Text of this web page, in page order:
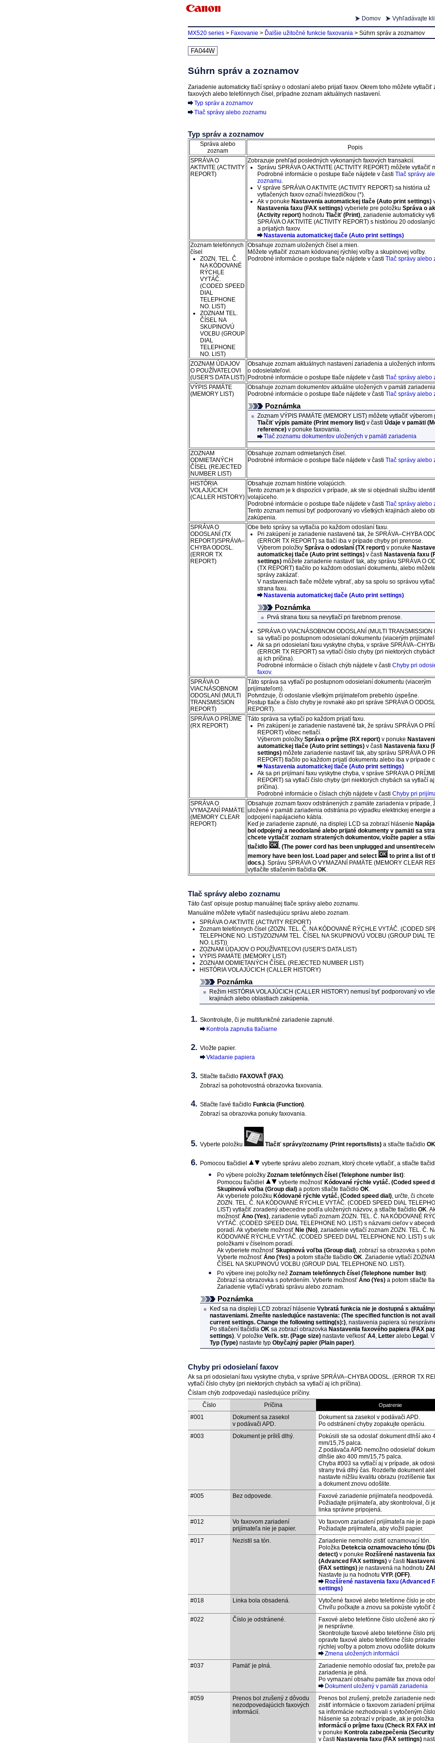
Domov Vyhľadávajte
MX520 series > Faxovanie > Ďalšie užitočné funkcie faxovania > Súhrn správ a zoznamov
FA044W
Súhrn správ a zoznamov
Zariadenie automaticky tlačí správy o odoslaní alebo prijatí faxov. Okrem toho môžete vytlačiť
faxových alebo telefónnych čísel, prípadne zoznam aktuálnych nastavení.
Typ správ a zoznamov
Tlač správy alebo zoznamu
Typ správ a zoznamov
Správa alebo
zoznam
Popis
SPRÁVA O
AKTIVITE (ACTIVITY
REPORT)
Zobrazuje prehľad posledných vykonaných faxových transakcií.
Správu SPRÁVA O AKTIVITE (ACTIVITY REPORT) môžete vytlačiť
Podrobné informácie o postupe tlače nájdete v časti Tlač správy
zoznamu.
V správe SPRÁVA O AKTIVITE (ACTIVITY REPORT) sa história už
vytlačených faxov označí hviezdičkou (*).
Ak v ponuke Nastavenia automatickej tlače (Auto print settings)
Nastavenia faxu (FAX settings) vyberiete pre položku Správa o
(Activity report) hodnotu Tlačiť (Print), zariadenie automaticky
SPRÁVA O AKTIVITE (ACTIVITY REPORT) s históriou 20
a prijatých faxov.
Nastavenia automatickej tlače (Auto print settings)
Zoznam telefónnych
čísel
ZOZN. TEL. Č.
NA KÓDOVANÉ
RÝCHLE
VYTÁČ.
(CODED SPEED
DIAL
TELEPHONE
NO. LIST)
ZOZNAM TEL.
ČÍSEL NA
SKUPINOVÚ
VOĽBU (GROUP
DIAL
TELEPHONE
NO. LIST)
Obsahuje zoznam uložených čísel a mien.
Môžete vytlačiť zoznam kódovanej rýchlej voľby a skupinovej voľby.
Podrobné informácie o postupe tlače nájdete v časti Tlač správy alebo
ZOZNAM ÚDAJOV
O POUŽÍVATEĽOVI
(USER'S DATA LIST)
Obsahuje zoznam aktuálnych nastavení zariadenia a uložených
o odosielateľovi.
Podrobné informácie o postupe tlače nájdete v časti Tlač správy alebo
VÝPIS PAMÄTE
(MEMORY LIST)
Obsahuje zoznam dokumentov aktuálne uložených v pamäti
Podrobné informácie o postupe tlače nájdete v časti Tlač správy alebo
Poznámka
Zoznam VÝPIS PAMÄTE (MEMORY LIST) môžete vytlačiť výberom
Tlačiť výpis pamäte (Print memory list) v časti Údaje v pamäti
reference) v ponuke faxovania.
Tlač zoznamu dokumentov uložených v pamäti zariadenia
ZOZNAM
ODMIETANÝCH
ČÍSEL (REJECTED
NUMBER LIST)
Obsahuje zoznam odmietaných čísel.
Podrobné informácie o postupe tlače nájdete v časti Tlač správy alebo
HISTÓRIA
VOLAJÚCICH
(CALLER HISTORY)
Obsahuje zoznam histórie volajúcich.
Tento zoznam je k dispozícii v prípade, ak ste si objednali službu
volajúceho.
Podrobné informácie o postupe tlače nájdete v časti Tlač správy alebo
Tento zoznam nemusí byť podporovaný vo všetkých krajinách alebo
zakúpenia.
SPRÁVA O
ODOSLANÍ (TX
REPORT)/SPRÁVA–
CHYBA ODOSL.
(ERROR TX
REPORT)
Obe tieto správy sa vytlačia po každom odoslaní faxu.
Pri zakúpení je zariadenie nastavené tak, že SPRÁVA–CHYBA
(ERROR TX REPORT) sa tlačí iba v prípade chyby pri prenose.
Výberom položky Správa o odoslaní (TX report) v ponuke
automatickej tlače (Auto print settings) v časti Nastavenia faxu
settings) môžete zariadenie nastaviť tak, aby správu SPRÁVA O
(TX REPORT) tlačilo po každom odoslaní dokumentu, alebo
správy zakázať.
V nastaveniach tlače môžete vybrať, aby sa spolu so správou
strana faxu.
Nastavenia automatickej tlače (Auto print settings)
Poznámka
Prvá strana faxu sa nevytlačí pri farebnom prenose.
SPRÁVA O VIACNÁSOBNOM ODOSLANÍ (MULTI TRANSMISSION
sa vytlačí po postupnom odosielaní dokumentu (viacerým
Ak sa pri odosielaní faxu vyskytne chyba, v správe
(ERROR TX REPORT) sa vytlačí číslo chyby (pri niektorých
aj ich príčina).
Podrobné informácie o číslach chýb nájdete v časti Chyby pri
faxov.
SPRÁVA O
VIACNÁSOBNOM
ODOSLANÍ (MULTI
TRANSMISSION
REPORT)
Táto správa sa vytlačí po postupnom odosielaní dokumentu (viacerým
prijímateľom).
Potvrdzuje, či odoslanie všetkým prijímateľom prebehlo úspešne.
Postup tlače a číslo chyby je rovnaké ako pri správe SPRÁVA O
REPORT).
SPRÁVA O PRÍJME
(RX REPORT)
Táto správa sa vytlačí po každom prijatí faxu.
Pri zakúpení je zariadenie nastavené tak, že správu SPRÁVA O
REPORT) vôbec netlačí.
Výberom položky Správa o príjme (RX report) v ponuke
automatickej tlače (Auto print settings) v časti Nastavenia faxu
settings) môžete zariadenie nastaviť tak, aby správu SPRÁVA O
REPORT) tlačilo po každom prijatí dokumentu alebo iba v prípade
Nastavenia automatickej tlače (Auto print settings)
Ak sa pri prijímaní faxu vyskytne chyba, v správe SPRÁVA O
REPORT) sa vytlačí číslo chyby (pri niektorých chybách sa vytlačí
príčina).
Podrobné informácie o číslach chýb nájdete v časti Chyby pri
SPRÁVA O
VYMAZANÍ PAMÄTE
(MEMORY CLEAR
REPORT)
Obsahuje zoznam faxov odstránených z pamäte zariadenia v prípade,
uložené v pamäti zariadenia odstránia po výpadku elektrickej energie
odpojení napájacieho kábla.
Keď je zariadenie zapnuté, na displeji LCD sa zobrazí hlásenie
bol odpojený a neodoslané alebo prijaté dokumenty v pamäti sa
chcete vytlačiť zoznam stratených dokumentov, vložte papier a
tlačidlo
. (The power cord has been unplugged and unsent/
memory have been lost. Load paper and select
to print a list of
docs.). Správu SPRÁVA O VYMAZANÍ PAMÄTE (MEMORY CLEAR
vytlačíte stlačením tlačidla OK.
Tlač správy alebo zoznamu
Táto časť opisuje postup manuálnej tlače správy alebo zoznamu.
Manuálne môžete vytlačiť nasledujúcu správu alebo zoznam.
SPRÁVA O AKTIVITE (ACTIVITY REPORT)
Zoznam telefónnych čísel (ZOZN. TEL. Č. NA KÓDOVANÉ RÝCHLE VYTÁČ. (CODED
TELEPHONE NO. LIST)/ZOZNAM TEL. ČÍSEL NA SKUPINOVÚ VOĽBU (GROUP DIAL
NO. LIST))
ZOZNAM ÚDAJOV O POUŽÍVATEĽOVI (USER'S DATA LIST)
VÝPIS PAMÄTE (MEMORY LIST)
ZOZNAM ODMIETANÝCH ČÍSEL (REJECTED NUMBER LIST)
HISTÓRIA VOLAJÚCICH (CALLER HISTORY)
Poznámka
Režim HISTÓRIA VOLAJÚCICH (CALLER HISTORY) nemusí byť podporovaný vo
krajinách alebo oblastiach zakúpenia.
Skontrolujte, či je multifunkčné zariadenie zapnuté.
Kontrola zapnutia tlačiarne
Vložte papier.
Vkladanie papiera
Stlačte tlačidlo FAXOVAŤ (FAX).
Zobrazí sa pohotovostná obrazovka faxovania.
Stlačte ľavé tlačidlo Funkcia (Function).
Zobrazí sa obrazovka ponuky faxovania.
Vyberte položku Tlačiť správy/zoznamy (Print reports/lists) a stlačte tlačidlo OK
Pomocou tlačidiel vyberte správu alebo zoznam, ktorý chcete vytlačiť, a stlačte
Po výbere položky Zoznam telefónnych čísel (Telephone number list):
Pomocou tlačidiel
vyberte možnosť Kódované rýchle vytáč. (Coded speed
Skupinová voľba (Group dial)a potom stlačte tlačidlo OK.
Ak vyberiete položku Kódované rýchle vytáč. (Coded speed dial), určte, či
ZOZN. TEL. Č. NA KÓDOVANÉ RÝCHLE VYTÁČ. (CODED SPEED DIAL
LIST)vytlačiť zoradený abecedne podľa uložených názvov, a stlačte tlačidlo OK.
možnosť Áno (Yes), zariadenie vytlačí zoznam ZOZN. TEL. Č. NA KÓDOVANÉ
VYTÁČ. (CODED SPEED DIAL TELEPHONE NO. LIST)s názvami cieľov v
poradí.Ak vyberiete možnosť Nie (No), zariadenie vytlačí zoznam ZOZN. TEL. Č.
KÓDOVANÉ RÝCHLE VYTÁČ. (CODED SPEED DIAL TELEPHONE NO. LIST)s
položkami v číselnom poradí.
Ak vyberiete možnosť Skupinová voľba (Group dial), zobrazí sa obrazovka s
Vyberte možnosť Áno (Yes)a potom stlačte tlačidlo OK. Zariadenie vytlačí
ČÍSEL NA SKUPINOVÚ VOĽBU (GROUP DIAL TELEPHONE NO. LIST).
Po výbere inej položky než Zoznam telefónnych čísel (Telephone number list):
Zobrazí sa obrazovka s potvrdením. Vyberte možnosť Áno (Yes)a potom stlačte
Zariadenie vytlačí vybratú správu alebo zoznam.
Poznámka
Keď sa na displeji LCD zobrazí hlásenie Vybratá funkcia nie je dostupná s
nastaveniami. Zmeňte nasledujúce nastavenia: (The specified function is not
current settings. Change the following setting(s):), nastavenia papiera sú
Po stlačení tlačidla OK sa zobrazí obrazovka Nastavenia faxového papiera (FAX
settings). V položke Veľk. str. (Page size) nastavte veľkosť A4, Letter alebo Legal .
Typ (Type) nastavte typ Obyčajný papier (Plain paper).
Chyby pri odosielaní faxov
Ak sa pri odosielaní faxu vyskytne chyba, v správe SPRÁVA–CHYBA ODOSL. (ERROR TX
vytlačí číslo chyby (pri niektorých chybách sa vytlačí aj ich príčina).
Číslam chýb zodpovedajú nasledujúce príčiny.
Číslo
Príčina Opatrenie
#001
Dokument sa zasekol
v podávači APD.
Dokument sa zasekol v podávači APD.
Po odstránení chyby zopakujte operáciu.
#003
Dokument je príliš dlhý.
Pokúsili ste sa odoslať dokument dlhší ako
mm/15,75 palca.
Z podávačaAPD nemožno odosielať
dlhšie ako 400 mm/15,75 palca.
Chyba #003 sa vytlačí aj v prípade, ak
strany trvá dlhý čas. Rozdeľte dokument
nastavte nižšiu kvalitu obrazu (rozlíšenie
a dokument znovu odošlite.
#005
Bez odpovede. Faxové zariadenie prijímateľa neodpovedá.
Požiadajte prijímateľa, aby skontroloval, či
linka správne pripojená.
#012
Vo faxovom zariadení
prijímateľa nie je papier.
Vo faxovom zariadení prijímateľa nie je
Požiadajte prijímateľa, aby vložil papier.
#017
Nezistil sa tón. Zariadenie nemohlo zistiť oznamovací tón.
Položka Detekcia oznamovacieho tónu
detect) v ponuke Rozšírené nastavenia
(Advanced FAX settings) v časti
(FAX settings) je nastavená na hodnotu
Nastavte ju na hodnotu VYP. (OFF).
Rozšírené nastavenia faxu (Advanced
settings)
#018
Linka bola obsadená.
Vytočené faxové alebo telefónne číslo je
Chvíľu počkajte a znovu sa pokúste vytočiť
#022
Číslo je odstránené.
Faxové alebo telefónne číslo uložené ako
je nesprávne.
Skontrolujte faxové alebo telefónne číslo
opravte faxové alebo telefónne číslo
rýchlej voľby a potom znovu odošlite
Zmena uložených informácií
#037
Pamäť je plná. Zariadenie nemohlo odoslať fax, pretože
zariadenia je plná.
Po vymazaní obsahu pamäte fax znova
Dokument uložený v pamäti zariadenia
#059
Prenos bol zrušený z dôvodu
nezodpovedajúcich faxových
informácií.
Prenos bol zrušený, pretože zariadenie
zistiť informácie o faxovom zariadení
sa informácie nezhodovali s vytočeným
hlásenie sa zobrazí v prípade, ak je položka
informácií o príjme faxu (Check RX FAX
v ponuke Kontrola zabezpečenia
v časti Nastavenia faxu (FAX settings)